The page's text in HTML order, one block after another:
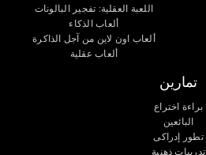
اللعبة العقلية: تفجير البالونات
ألعاب الذكاء
ألعاب اون لاين من آجل الذاكرة
ألعاب عقلية
تمارين
براءة اختراع
البائعين
تطور إدراكى
تدريبات ذهنية